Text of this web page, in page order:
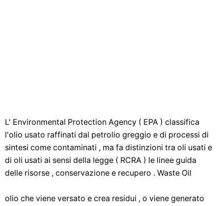
L' Environmental Protection Agency ( EPA ) classifica
l'olio usato raffinati dal petrolio greggio e di processi di
sintesi come contaminati , ma fa distinzioni tra oli usati e
di oli usati ai sensi della legge ( RCRA ) le linee guida
delle risorse , conservazione e recupero . Waste Oil
olio che viene versato e crea residui , o viene generato